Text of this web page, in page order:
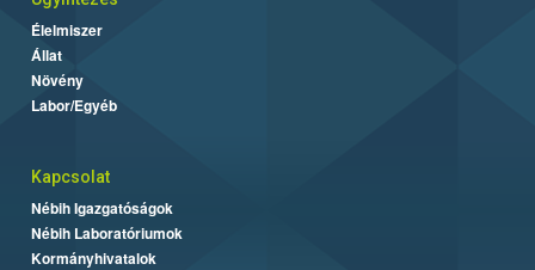
Élelmiszer
Állat
Növény
Labor/Egyéb
Kapcsolat
Nébih Igazgatóságok
Nébih Laboratóriumok
Kormányhivatalok